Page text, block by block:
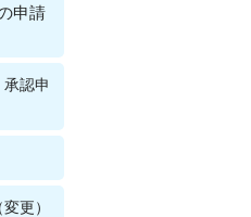
申請
認申
更）